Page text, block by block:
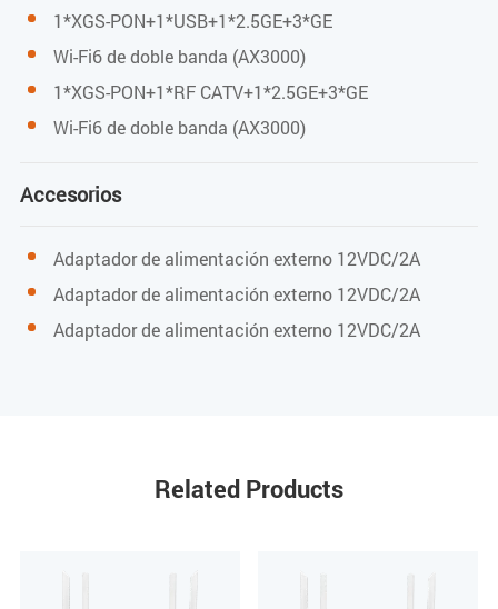
WIFI
IEEE802.11b/g/n/ax(2.4G) IEEE802. 11a/n/ac/ax(5G)
2.4G: ancho de banda de 40 MHz, velocidad máxima de
574 Mbps
5G: ancho de banda de 160 MHz, velocidad máxima de
1*XGS-PON+1*USB+1*2.5GE+3*GE
Wi-Fi6 de doble banda (AX3000)
1*XGS-PON+1*RF CATV+1*2.5GE+3*GE
Wi-Fi6 de doble banda (AX3000)
Accesorios
Adaptador de alimentación externo 12VDC/2A
Adaptador de alimentación externo 12VDC/2A
Adaptador de alimentación externo 12VDC/2A
Related Products